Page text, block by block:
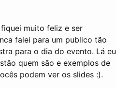
muito feliz e ser
falei para um publico tão
para o dia do evento. Lá eu
quem são e exemplos de
podem ver os slides :).